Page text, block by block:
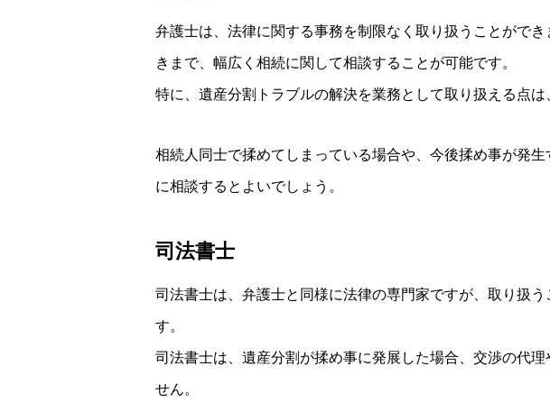
弁護士は、法律に関する事務を制限なく取り扱うことがで
きまで、幅広く相続に関して相談することが可能です。
特に、遺産分割トラブルの解決を業務として取り扱える点は
相続人同士で揉めてしまっている場合や、今後揉め事が発
に相談するとよいでしょう。
司法書士
司法書士は、弁護士と同様に法律の専門家ですが、取り扱
す。
司法書士は、遺産分割が揉め事に発展した場合、交渉の代
せん。